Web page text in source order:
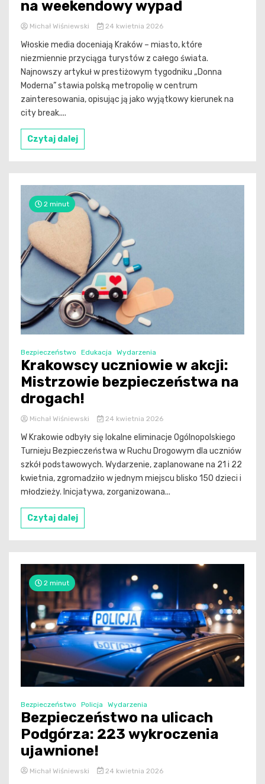
na weekendowy wypad
Michał Wiśniewski 24 kwietnia 2026
Włoskie media doceniają Kraków – miasto, które
niezmiennie przyciąga turystów z całego świata.
Najnowszy artykuł w prestiżowym tygodniku „Donna
Moderna” stawia polską metropolię w centrum
zainteresowania, opisując ją jako wyjątkowy kierunek na
city break....
Czytaj dalej
2 minut
Bezpieczeństwo Edukacja Wydarzenia
Krakowscy uczniowie w akcji:
Mistrzowie bezpieczeństwa na
drogach!
Michał Wiśniewski 24 kwietnia 2026
W Krakowie odbyły się lokalne eliminacje Ogólnopolskiego
Turnieju Bezpieczeństwa w Ruchu Drogowym dla uczniów
szkół podstawowych. Wydarzenie, zaplanowane na 21 i 22
kwietnia, zgromadziło w jednym miejscu blisko 150 dzieci i
młodzieży. Inicjatywa, zorganizowana...
Czytaj dalej
2 minut
Bezpieczeństwo Policja Wydarzenia
Bezpieczeństwo na ulicach
Podgórza: 223 wykroczenia
ujawnione!
Michał Wiśniewski 24 kwietnia 2026